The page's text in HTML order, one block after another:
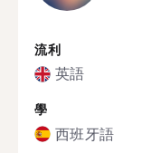
流利
英語
學
西班牙語